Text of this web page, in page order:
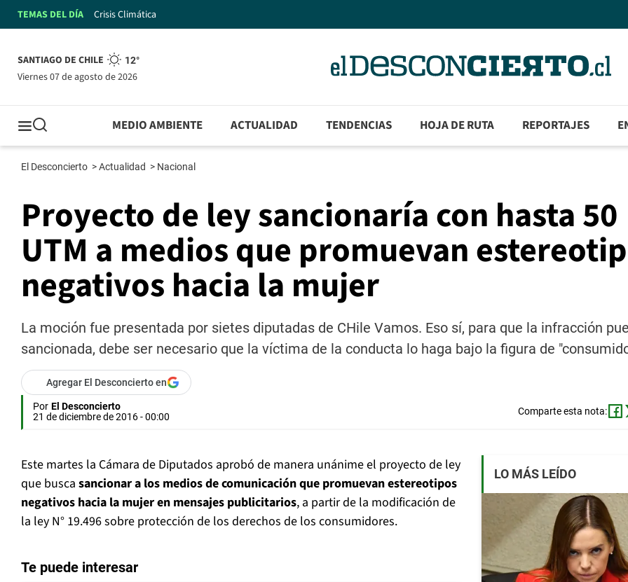
TEMAS DEL DÍA Crisis Climática
SANTIAGO DE CHILE 12°
viernes 07 de agosto de 2026
MEDIO AMBIENTE ACTUALIDAD TENDENCIAS HOJA DE RUTA REPORTAJES
El Desconcierto >Actualidad > Nacional
Proyecto de ley sancionaría con hasta 50
UTM a medios que promuevan
negativos hacia la mujer
La moción fue presentada por sietes diputadas de CHile Vamos. Eso sí, para que la infracción
sancionada, debe ser necesario que la víctima de la conducta lo haga bajo la figura de
Agregar El Desconcierto en
Por El Desconcierto
21 de diciembre de 2016 - 00:00
Comparte esta nota:
Este martes la Cámara de Diputados aprobó de manera unánime el proyecto de ley
que busca sancionar a los medios de comunicación que promuevan estereotipos
negativos hacia la mujer en mensajes publicitarios, a partir de la modificación de
la ley N° 19.496 sobre protección de los derechos de los consumidores.
Te puede interesar
LO MÁS LEÍDO